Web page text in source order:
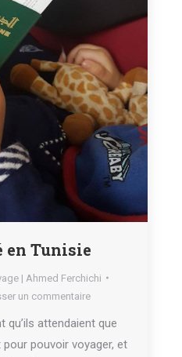
en Tunisie
| Ahmed Ferchichi
un commentaire
qu’ils attendaient que
pouvoir voyager, et